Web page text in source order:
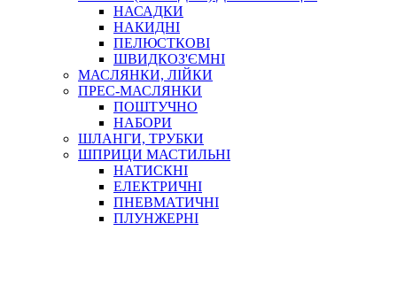
НАСАДКИ
НАКИДНІ
ПЕЛЮСТКОВІ
ШВИДКОЗ'ЄМНІ
МАСЛЯНКИ, ЛІЙКИ
ПРЕС-МАСЛЯНКИ
ПОШТУЧНО
НАБОРИ
ШЛАНГИ, ТРУБКИ
ШПРИЦИ МАСТИЛЬНІ
НАТИСКНІ
ЕЛЕКТРИЧНІ
ПНЕВМАТИЧНІ
ПЛУНЖЕРНІ